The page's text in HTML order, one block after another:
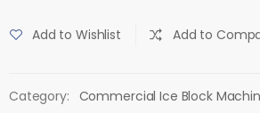
Add to Wishlist Add to
Category: Commercial Ice Block